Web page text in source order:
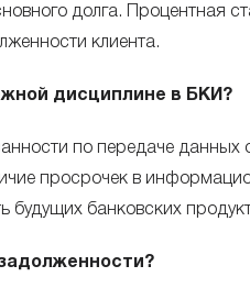
долга. Процентная
клиента.
дисциплине в БКИ?
по передаче
просрочек в
банковских